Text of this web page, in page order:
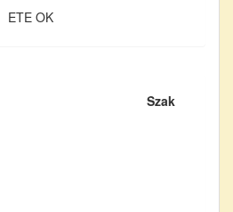
ETE OK
Szak